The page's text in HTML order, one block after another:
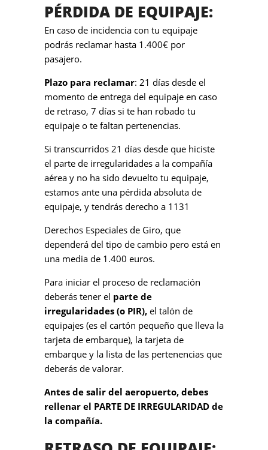
PÉRDIDA DE EQUIPAJE:
En caso de incidencia con tu equipaje
podrás reclamar hasta 1.400€ por
pasajero.
Plazo para reclamar: 21 días desde el
momento de entrega del equipaje en caso
de retraso, 7 días si te han robado tu
equipaje o te faltan pertenencias.
Si transcurridos 21 días desde que hiciste
el parte de irregularidades a la compañía
aérea y no ha sido devuelto tu equipaje,
estamos ante una pérdida absoluta de
equipaje, y tendrás derecho a 1131
Derechos Especiales de Giro, que
dependerá del tipo de cambio pero está en
una media de 1.400 euros.
Para iniciar el proceso de reclamación
deberás tener el parte de
irregularidades (o PIR), el talón de
equipajes (es el cartón pequeño que lleva la
tarjeta de embarque), la tarjeta de
embarque y la lista de las pertenencias que
deberás de valorar.
Antes de salir del aeropuerto, debes
rellenar el PARTE DE IRREGULARIDAD de
la compañía.